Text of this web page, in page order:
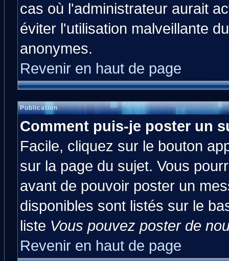
cas où l'administrateur aurait
éviter l'utilisation malveillante
anonymes.
Revenir en haut de page
Publication
Comment puis-je poster un
Facile, cliquez sur le bouton
sur la page du sujet. Vous
avant de pouvoir poster un
disponibles sont listés sur le
liste Vous pouvez poster de
Revenir en haut de page